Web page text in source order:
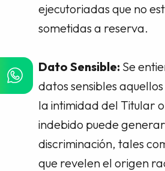
ejecutoriadas que no
sometidas a reserva.
Dato Sensible: Se
datos sensibles
la intimidad del Titular o
indebido puede
discriminación, tales
que revelen el origen